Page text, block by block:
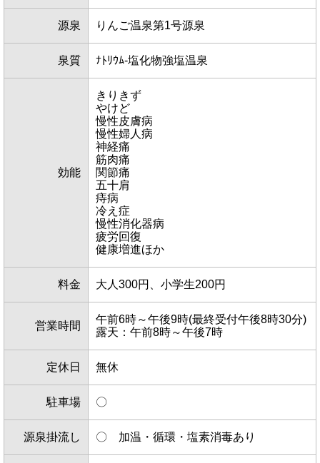
源泉 りんご温泉第1号源泉
泉質 ﾅﾄﾘｳﾑ-塩化物強塩温泉
効能
きりきず
やけど
慢性皮膚病
慢性婦人病
神経痛
筋肉痛
関節痛
五十肩
痔病
冷え症
慢性消化器病
疲労回復
健康増進ほか
料金 大人300円、小学生200円
営業時間
午前6時～午後9時(最終受付午後8時30分)
露天：午前8時～午後7時
定休日 無休
駐車場 〇
源泉掛流し 〇 加温・循環・塩素消毒あり